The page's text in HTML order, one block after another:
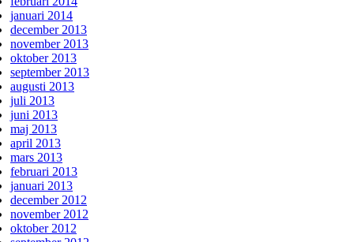
januari 2014
december 2013
november 2013
oktober 2013
september 2013
augusti 2013
juli 2013
juni 2013
maj 2013
april 2013
mars 2013
februari 2013
januari 2013
december 2012
november 2012
oktober 2012